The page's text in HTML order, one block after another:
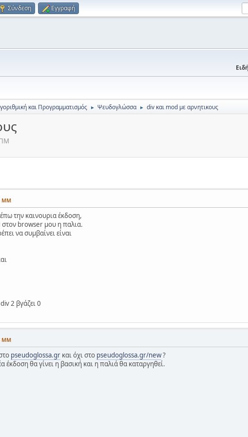
Σύνδεση Εγγραφή
και Προγραμματισμός ► Ψευδογλώσσα ► div και mod με αρνητικους
ΜΜ
την καινουρια έκδοση,
στον browser μου η παλια.
να συμβαίνει είναι
2 βγάζει 0
ΜΜ
pseudoglossa.gr και όχι στο pseudoglossa.gr/new?
έκδοση θα γίνει η βασική και η παλιά θα καταργηθεί.